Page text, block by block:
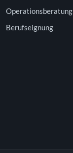
Operationsberatung
Berufseignung